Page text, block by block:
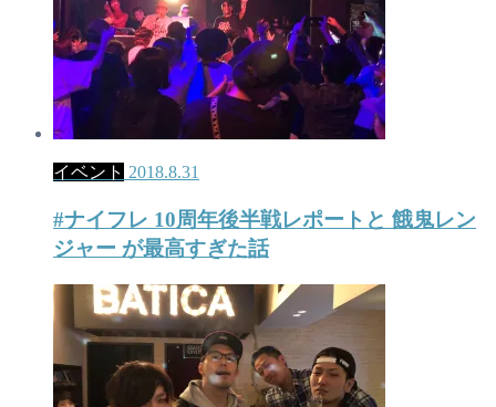
イベント 2018.8.31
#ナイフレ 10周年後半戦レポートと 餓鬼レン
ジャー が最高すぎた話